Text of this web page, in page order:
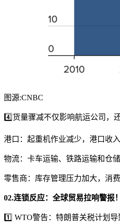
图源:CNBC
4️⃣货量骤减不仅影响航运公司，
港口：起重机作业减少，港口收入
物流：卡车运输、铁路运输和仓
零售商：库存管理压力加大，消
02.连锁反应：全球贸易拉响警报！
1️⃣ WTO警告：特朗普关税计划导